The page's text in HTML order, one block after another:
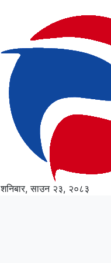
शनिबार, साउन २३, २०८३